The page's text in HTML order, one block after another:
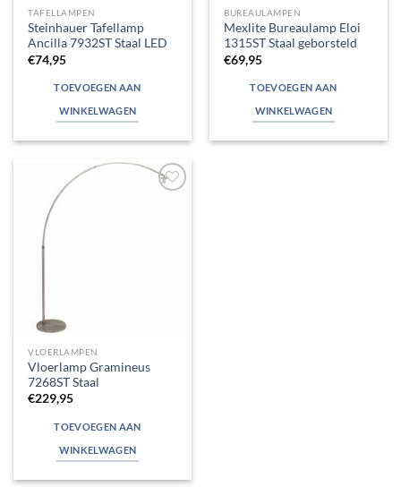
TAFELLAMPEN
Steinhauer Tafellamp
Ancilla 7932ST Staal LED
€74,95
TOEVOEGEN AAN
WINKELWAGEN
BUREAULAMPEN
Mexlite Bureaulamp Eloi
1315ST Staal geborsteld
€69,95
TOEVOEGEN AAN
WINKELWAGEN
VLOERLAMPEN
Vloerlamp Gramineus
7268ST Staal
€229,95
TOEVOEGEN AAN
WINKELWAGEN